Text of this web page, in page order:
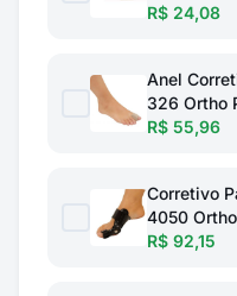
R$ 24,08
Anel
326 Ortho
R$ 55,96
Corretivo
4050
R$ 92,15